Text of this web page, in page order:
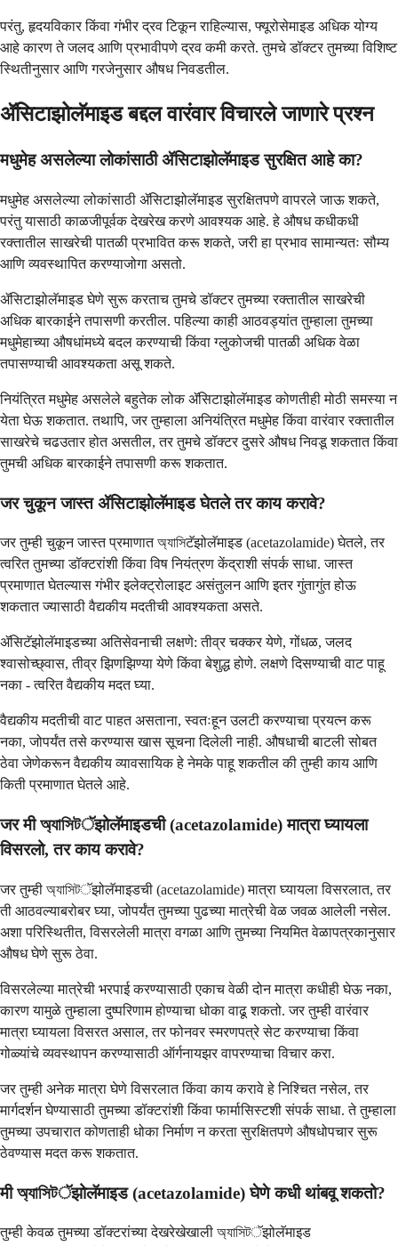
परंतु, हृदयविकार किंवा गंभीर द्रव टिकून राहिल्यास, फ्यूरोसेमाइड अधिक योग्य
आहे कारण ते जलद आणि प्रभावीपणे द्रव कमी करते. तुमचे डॉक्टर तुमच्या विशिष्ट
स्थितीनुसार आणि गरजेनुसार औषध निवडतील.
ॲसिटाझोलॅमाइड बद्दल वारंवार विचारले जाणारे प्रश्न
मधुमेह असलेल्या लोकांसाठी ॲसिटाझोलॅमाइड सुरक्षित आहे का?
मधुमेह असलेल्या लोकांसाठी ॲसिटाझोलॅमाइड सुरक्षितपणे वापरले जाऊ शकते,
परंतु यासाठी काळजीपूर्वक देखरेख करणे आवश्यक आहे. हे औषध कधीकधी
रक्तातील साखरेची पातळी प्रभावित करू शकते, जरी हा प्रभाव सामान्यतः सौम्य
आणि व्यवस्थापित करण्याजोगा असतो.
ॲसिटाझोलॅमाइड घेणे सुरू करताच तुमचे डॉक्टर तुमच्या रक्तातील साखरेची
अधिक बारकाईने तपासणी करतील. पहिल्या काही आठवड्यांत तुम्हाला तुमच्या
मधुमेहाच्या औषधांमध्ये बदल करण्याची किंवा ग्लुकोजची पातळी अधिक वेळा
तपासण्याची आवश्यकता असू शकते.
नियंत्रित मधुमेह असलेले बहुतेक लोक ॲसिटाझोलॅमाइड कोणतीही मोठी समस्या न
येता घेऊ शकतात. तथापि, जर तुम्हाला अनियंत्रित मधुमेह किंवा वारंवार रक्तातील
साखरेचे चढउतार होत असतील, तर तुमचे डॉक्टर दुसरे औषध निवडू शकतात किंवा
तुमची अधिक बारकाईने तपासणी करू शकतात.
जर चुकून जास्त ॲसिटाझोलॅमाइड घेतले तर काय करावे?
जर तुम्ही चुकून जास्त प्रमाणात অ্যাসিटॅझोलॅमाइड (acetazolamide) घेतले, तर
त्वरित तुमच्या डॉक्टरांशी किंवा विष नियंत्रण केंद्राशी संपर्क साधा. जास्त
प्रमाणात घेतल्यास गंभीर इलेक्ट्रोलाइट असंतुलन आणि इतर गुंतागुंत होऊ
शकतात ज्यासाठी वैद्यकीय मदतीची आवश्यकता असते.
ॲसिटॅझोलॅमाइडच्या अतिसेवनाची लक्षणे: तीव्र चक्कर येणे, गोंधळ, जलद
श्वासोच्छ्वास, तीव्र झिणझिण्या येणे किंवा बेशुद्ध होणे. लक्षणे दिसण्याची वाट पाहू
नका - त्वरित वैद्यकीय मदत घ्या.
वैद्यकीय मदतीची वाट पाहत असताना, स्वतःहून उलटी करण्याचा प्रयत्न करू
नका, जोपर्यंत तसे करण्यास खास सूचना दिलेली नाही. औषधाची बाटली सोबत
ठेवा जेणेकरून वैद्यकीय व्यावसायिक हे नेमके पाहू शकतील की तुम्ही काय आणि
किती प्रमाणात घेतले आहे.
जर मी অ্যাসিটॅझोलॅमाइडची (acetazolamide) मात्रा घ्यायला
विसरलो, तर काय करावे?
जर तुम्ही অ্যাসিটॅझोलॅमाइडची (acetazolamide) मात्रा घ्यायला विसरलात, तर
ती आठवल्याबरोबर घ्या, जोपर्यंत तुमच्या पुढच्या मात्रेची वेळ जवळ आलेली नसेल.
अशा परिस्थितीत, विसरलेली मात्रा वगळा आणि तुमच्या नियमित वेळापत्रकानुसार
औषध घेणे सुरू ठेवा.
विसरलेल्या मात्रेची भरपाई करण्यासाठी एकाच वेळी दोन मात्रा कधीही घेऊ नका,
कारण यामुळे तुम्हाला दुष्परिणाम होण्याचा धोका वाढू शकतो. जर तुम्ही वारंवार
मात्रा घ्यायला विसरत असाल, तर फोनवर स्मरणपत्रे सेट करण्याचा किंवा
गोळ्यांचे व्यवस्थापन करण्यासाठी ऑर्गनायझर वापरण्याचा विचार करा.
जर तुम्ही अनेक मात्रा घेणे विसरलात किंवा काय करावे हे निश्चित नसेल, तर
मार्गदर्शन घेण्यासाठी तुमच्या डॉक्टरांशी किंवा फार्मासिस्टशी संपर्क साधा. ते तुम्हाला
तुमच्या उपचारात कोणताही धोका निर्माण न करता सुरक्षितपणे औषधोपचार सुरू
ठेवण्यास मदत करू शकतात.
मी অ্যাসিটॅझोलॅमाइड (acetazolamide) घेणे कधी थांबवू शकतो?
तुम्ही केवळ तुमच्या डॉक्टरांच्या देखरेखेखाली অ্যাসিটॅझोलॅमाइड